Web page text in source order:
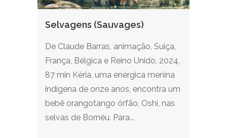
Selvagens (Sauvages)
De Claude Barras, animação, Suiça,
França, Bélgica e Reino Unido, 2024,
87 min Kéria, uma enérgica menina
indígena de onze anos, encontra um
bebê orangotango órfão, Oshi, nas
selvas de Bornéu. Para...